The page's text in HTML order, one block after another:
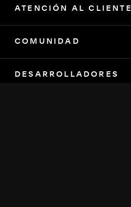
ATENCIÓN AL CLIENTE
COMUNIDAD
DESARROLLADORES